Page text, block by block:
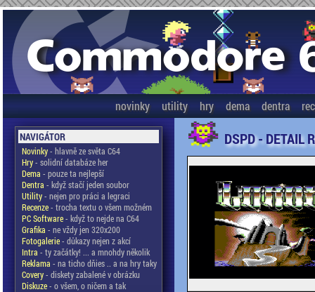
novinky utility hry dema dentra
NAVIGÁTOR
Novinky- hlavně ze světa C64
Hry- solidní databáze her
Dema - pouze ta nejlepší
Dentra - když stačí jeden soubor
Utility- nejen pro práci a legraci
Recenze- trocha textu o všem možném
PC Software- když to nejde na C64
Grafika - ne vždy jen 320x200
Fotogalerie- důkazy nejen z akcí
Intra - ty začátky! ... a mnohdy několik
Reklama - na ticho dňies .. a na hry taky
Covery- diskety zabalené v obrázku
Diskuze- o všem, o ničem a tak
DSPD - DETAIL